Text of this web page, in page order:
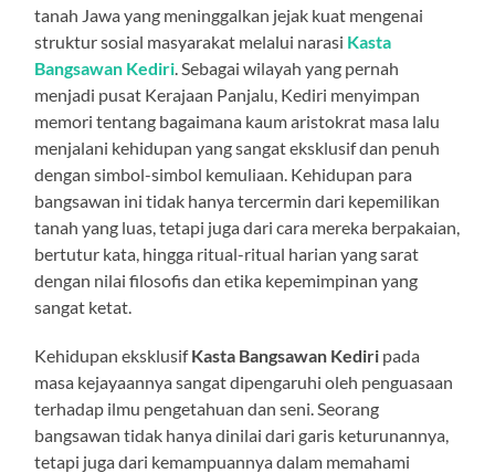
tanah Jawa yang meninggalkan jejak kuat mengenai
struktur sosial masyarakat melalui narasi Kasta
Bangsawan Kediri . Sebagai wilayah yang pernah
menjadi pusat Kerajaan Panjalu, Kediri menyimpan
memori tentang bagaimana kaum aristokrat masa lalu
menjalani kehidupan yang sangat eksklusif dan penuh
dengan simbol-simbol kemuliaan. Kehidupan para
bangsawan ini tidak hanya tercermin dari kepemilikan
tanah yang luas, tetapi juga dari cara mereka berpakaian,
bertutur kata, hingga ritual-ritual harian yang sarat
dengan nilai filosofis dan etika kepemimpinan yang
sangat ketat.
Kehidupan eksklusifKasta Bangsawan Kediri pada
masa kejayaannya sangat dipengaruhi oleh penguasaan
terhadap ilmu pengetahuan dan seni. Seorang
bangsawan tidak hanya dinilai dari garis keturunannya,
tetapi juga dari kemampuannya dalam memahami